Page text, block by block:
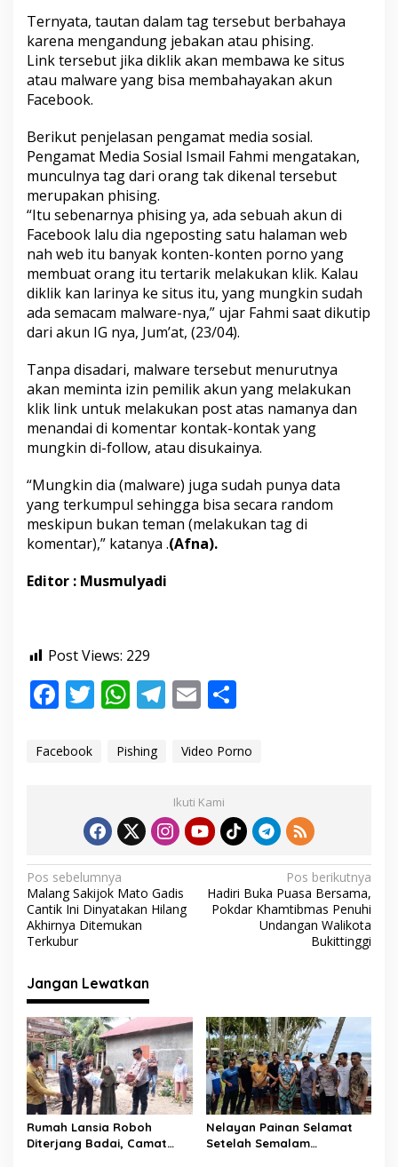
V
i
d
e
r
n
o
,
a
s
p
a
d
a
M
o
u
s
P
h
i
s
g
Ternyata, tautan dalam tag tersebut berbahaya
karena mengandung jebakan atau phising.
Link tersebut jika diklik akan membawa ke situs
atau malware yang bisa membahayakan akun
Facebook.
Berikut penjelasan pengamat media sosial.
Pengamat Media Sosial Ismail Fahmi mengatakan,
munculnya tag dari orang tak dikenal tersebut
merupakan phising.
“Itu sebenarnya phising ya, ada sebuah akun di
Facebook lalu dia ngeposting satu halaman web
nah web itu banyak konten-konten porno yang
membuat orang itu tertarik melakukan klik. Kalau
diklik kan larinya ke situs itu, yang mungkin sudah
ada semacam malware-nya,” ujar Fahmi saat dikutip
dari akun IG nya, Jum’at, (23/04).
Tanpa disadari, malware tersebut menurutnya
akan meminta izin pemilik akun yang melakukan
klik link untuk melakukan post atas namanya dan
menandai di komentar kontak-kontak yang
mungkin di-follow, atau disukainya.
“Mungkin dia (malware) juga sudah punya data
yang terkumpul sehingga bisa secara random
meskipun bukan teman (melakukan tag di
komentar),” katanya .(Afna).
Editor : Musmulyadi
Post Views: 229
F
e
k
T
itt
W
at
A
p
p
T
a
m
E
ai ar
Facebook Pishing Video Porno
Ikuti Kami
N
a
v
i
g
a
s
i
p
o
s
Pos sebelumnya
Malang Sakijok Mato Gadis
Cantik Ini Dinyatakan Hilang
Akhirnya Ditemukan
Terkubur
Pos berikutnya
Hadiri Buka Puasa Bersama,
Pokdar Khamtibmas Penuhi
Undangan Walikota
Bukittinggi
Jangan Lewatkan
Rumah Lansia Roboh
Diterjang Badai, Camat
Nelayan Painan Selamat
Setelah Semalam